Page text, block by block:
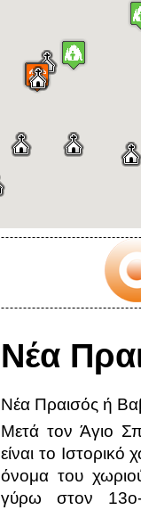
Νέα
Νέα Πραισός ή
Μετά τον Άγιο
είναι το
όνομα του
γύρω στον